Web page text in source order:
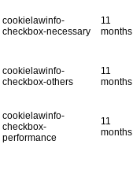
cookielawinfo-
checkbox-necessary
11
months
cookielawinfo-
checkbox-others
11
months
cookielawinfo-
checkbox-
performance
11
months